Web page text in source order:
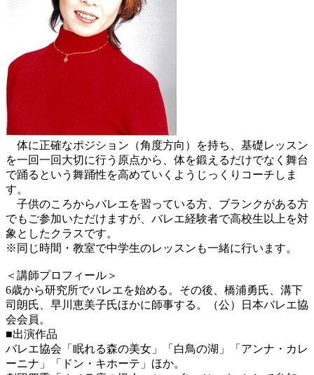
体に正確なポジション（角度方向）を持ち、基礎レッスン
を一回一回大切に行う原点から、体を鍛えるだけでなく舞台
で踊るという舞踊性を高めていくようじっくりコーチしま
す。
子供のころからバレエを習っている方、ブランクがある方
でもご参加いただけますが、バレエ経験者で高校生以上を対
象としたクラスです。
※同じ時間・教室で中学生のレッスンも一緒に行います。
＜講師プロフィール＞
6歳から研究所でバレエを始める。その後、橋浦勇氏、溝下
司朗氏、早川恵美子氏ほかに師事する。（公）日本バレエ協
会会員。
■出演作品
バレエ協会「眠れる森の美女」「白鳥の湖」「アンナ・カレ
ーニナ」「ドン・キホーテ」ほか。